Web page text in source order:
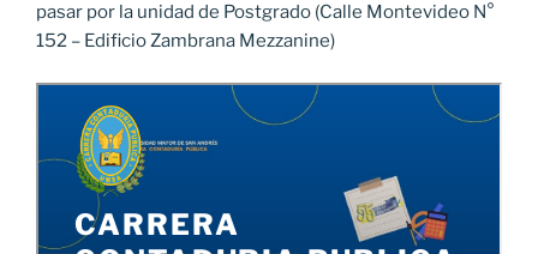
pasar por la unidad de Postgrado (Calle Montevideo N°
152 – Edificio Zambrana Mezzanine)